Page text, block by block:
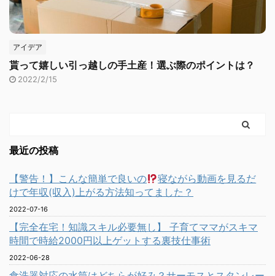
アイデア
貰って嬉しい引っ越しの手土産！選ぶ際のポイントは？
2022/2/15
最近の投稿
【警告！】こんな簡単で良いの
寝ながら動画を見るだ
けで年収(収入)上がる方法知ってました？
2022-07-16
【完全在宅！知識スキル必要無し】 子育てママがスキマ
時間で時給2000円以上ゲットする裏技仕事術
2022-06-28